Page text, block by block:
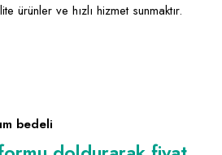
ürünler ve hızlı hizmet sunmaktır.
bedeli